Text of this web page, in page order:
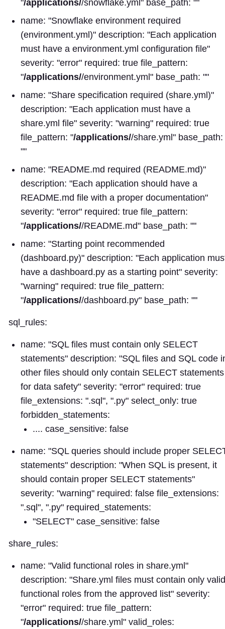
"/applications//snowflake.yml" base_path: ""
name: "Snowflake environment required
(environment.yml)" description: "Each application
must have a environment.yml configuration file"
severity: "error" required: true file_pattern:
"/applications//environment.yml" base_path: ""
name: "Share specification required (share.yml)"
description: "Each application must have a
share.yml file" severity: "warning" required: true
file_pattern: "/applications//share.yml" base_path:
""
name: "README.md required (README.md)"
description: "Each application should have a
README.md file with a proper documentation"
severity: "error" required: true file_pattern:
"/applications//README.md" base_path: ""
name: "Starting point recommended
(dashboard.py)" description: "Each application
have a dashboard.py as a starting point" severity:
"warning" required: true file_pattern:
"/applications//dashboard.py" base_path: ""
sql_rules:
name: "SQL files must contain only SELECT
statements" description: "SQL files and SQL code
other files should only contain SELECT statements
for data safety" severity: "error" required: true
file_extensions: ".sql", ".py" select_only: true
forbidden_statements:
.... case_sensitive: false
name: "SQL queries should include proper
statements" description: "When SQL is present, it
should contain proper SELECT statements"
severity: "warning" required: false file_extensions:
".sql", ".py" required_statements:
"SELECT" case_sensitive: false
share_rules:
name: "Valid functional roles in share.yml"
description: "Share.yml files must contain only valid
functional roles from the approved list" severity:
"error" required: true file_pattern:
"/applications//share.yml" valid_roles: